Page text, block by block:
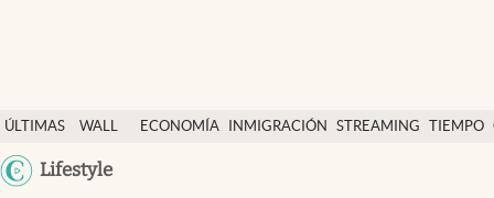
ÚLTIMAS
NOTICIAS
WALL
Y
ECONOMÍA INMIGRACIÓN STREAMING TIEMPO
Lifestyle
Finanzas y economía
Wall Street y dólar